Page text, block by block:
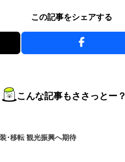
この記事をシェアする
こんな記事もささっとー？
･移転 観光振興へ期待